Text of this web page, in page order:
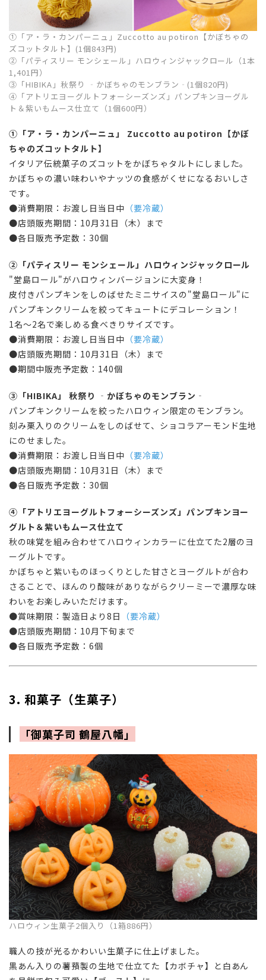
①「ア・ラ・カンパーニュ」Zuccotto au potiron【かぼちゃの
ズコットタルト】(1個843円)
②「パティスリー モンシェール」ハロウィンジャックロール（1本
1,401円）
③「HIBIKA」秋祭り ‐かぼちゃのモンブラン‐(1個820円)
④「アトリエヨーグルトフォーシーズンズ」パンプキンヨーグル
ト＆紫いもムース仕立て（1個600円）
①「ア・ラ・カンパーニュ」 Zuccotto au potiron【かぼ
ちゃのズコットタルト】
イタリア伝統菓子のズコットをかぼちゃタルトにしました。
かぼちゃの濃い味わいやナッツの食感がくせになるおいしさ
です。
●消費期限：お渡し日当日中 （要冷蔵）
●店頭販売期間：10月31日（木）まで
●各日販売予定数：30個
②「パティスリー モンシェール 」 ハロウィンジャックロール
"堂島ロール"がハロウィンバージョンに大変身！
皮付きパンプキンをしのばせたミニサイスの"堂島ロール"に
パンプキンクリームを絞ってキュートにデコレーション！
1名～2名で楽しめる食べきりサイズです。
●消費期限：お渡し日 当日中 （要冷蔵）
●店頭販売期間：10月31日（木）まで
●期間中販売予定数：140個
③「HIBIKA」 秋祭り ‐ かぼちゃのモンブラン ‐
パンプキンクリームを絞ったハロウィン限定のモンブラン。
刻み栗入りのクリームをしのばせて、ショコラアーモンド生地
にのせました。
●消費期限：お渡し日当日中 （要冷蔵）
●店頭販売期間：10月31日（木）まで
●各日販売予定数：30個
④「アトリエヨーグルトフォーシーズンズ」パンプキンヨー
グルト＆紫いもムース仕立て
秋の味覚を組み合わせてハロウィンカラーに仕立てた2層のヨ
ーグルトです。
かぼちゃと紫いものほっくりとした甘さとヨーグルトが合わ
さることで、ほんのり酸味がありながらクリーミーで濃厚な味
わいをお楽しみいただけます。
●賞味期限：製造日より8日
（要冷蔵）
●店頭販売期間：10月下旬まで
●各日販売予定数：6個
3. 和菓子（生菓子）
「御菓子司 鶴屋八幡」
ハロウィン生菓子2個入り（1箱886円）
職人の技が光るかわいい生菓子に仕上げました。
黒あん入りの薯蕷製の生地で仕立てた【カボチャ】と白あん